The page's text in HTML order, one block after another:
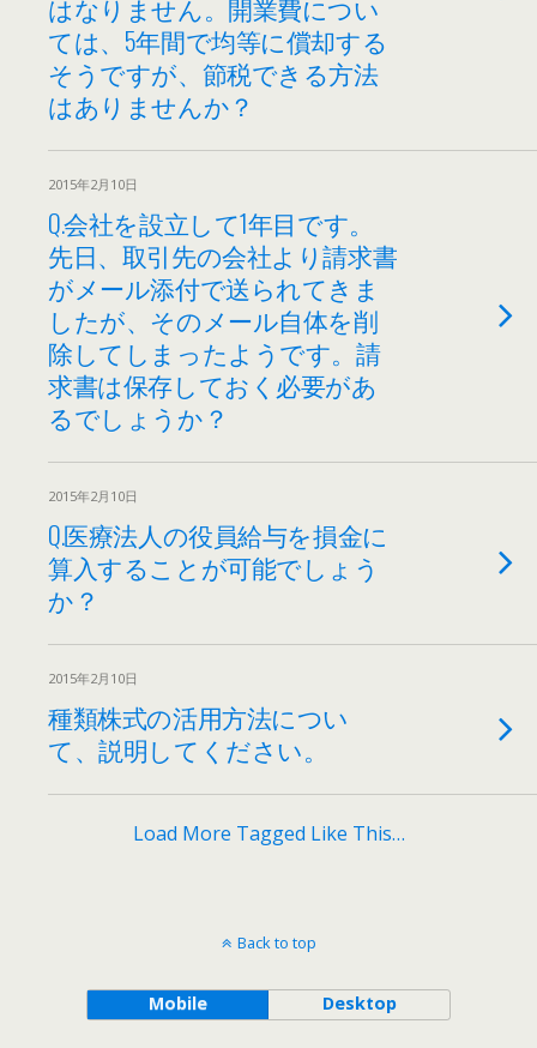
はなりません。開業費につい
ては、5年間で均等に償却する
そうですが、節税できる方法
はありませんか？
2015年2月10日
Q.会社を設立して1年目です。
先日、取引先の会社より請求書
がメール添付で送られてきま
したが、そのメール自体を削
除してしまったようです。請
求書は保存しておく必要があ
るでしょうか？
2015年2月10日
Q.医療法人の役員給与を損金に
算入することが可能でしょう
か？
2015年2月10日
種類株式の活用方法につい
て、説明してください。
Load More Tagged Like This…
Back to top
Mobile Desktop